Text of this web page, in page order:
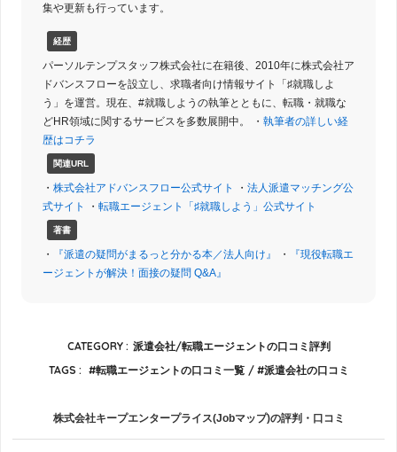
集や更新も行っています。
経歴
パーソルテンプスタッフ株式会社に在籍後、2010年に株式会社ア
ドバンスフローを設立し、求職者向け情報サイト「♯就職しよ
う」を運営。現在、#就職しようの執筆とともに、転職・就職な
どHR領域に関するサービスを多数展開中。 ・ 執筆者の詳しい経
歴はコチラ
関連URL
・ 株式会社アドバンスフロー公式サイト ・ 法人派遣マッチング公
式サイト
・ 転職エージェント「♯就職しよう」公式サイト
著書
・ 『派遣の疑問がまるっと分かる本／法人向け』 ・
『現役転職エ
ージェントが解決！面接の疑問 Q&A』
CATEGORY : 派遣会社/転職エージェントの口コミ評判
TAGS :
転職エージェントの口コミ一覧 派遣会社の口コミ
株式会社キープエンタープライス(Jobマップ)の評判・口コミ